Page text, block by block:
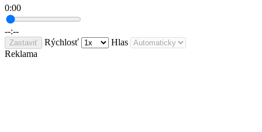
0:00
--:--
Zastaviť Rýchlosť
Hlas
Reklama